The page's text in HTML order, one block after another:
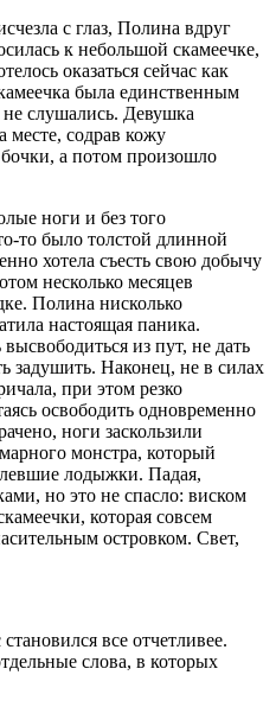
с глаз, Полина вдруг
к небольшой скамеечке,
оказаться сейчас как
была единственным
слушались. Девушка
месте, содрав кожу
а потом произошло
ноги и без того
то было толстой длинной
хотела съесть свою добычу
несколько месяцев
Полина нисколько
настоящая паника.
высвободиться из пут, не дать
задушить. Наконец, не в силах
при этом резко
освободить одновременно
ноги заскользили
монстра, который
лодыжки. Падая,
но это не спасло: виском
которая совсем
островком. Свет,
все отчетливее.
слова, в которых